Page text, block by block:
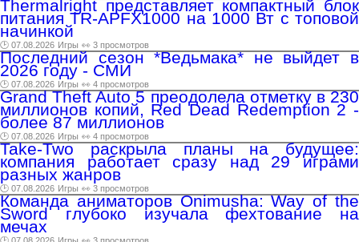
Thermalright представляет компактный блок
питания TR-APFX1000 на 1000 Вт с топовой
начинкой
🕑 07.08.2026 Игры 👀 3 просмотров
Последний сезон *Ведьмака* не выйдет в
2026 году - СМИ
🕑 07.08.2026 Игры 👀 4 просмотров
Grand Theft Auto 5 преодолела отметку в 230
миллионов копий, Red Dead Redemption 2 -
более 87 миллионов
🕑 07.08.2026 Игры 👀 4 просмотров
Take-Two раскрыла планы на будущее:
компания работает сразу над 29 играми
разных жанров
🕑 07.08.2026 Игры 👀 3 просмотров
Команда аниматоров Onimusha: Way of the
Sword глубоко изучала фехтование на
мечах